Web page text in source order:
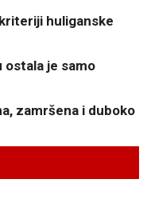
huliganske
ostala je samo
zamršena i duboko